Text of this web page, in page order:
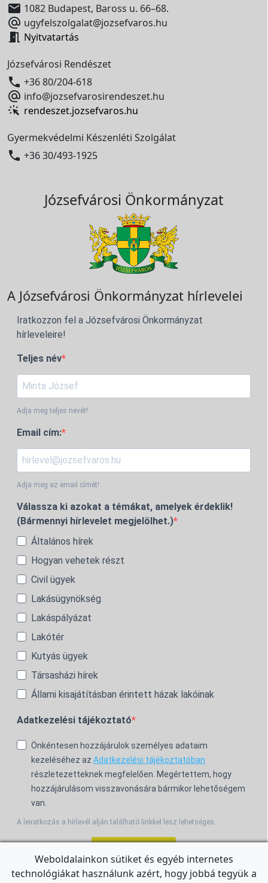
 1082 Budapest, Baross u. 66–68.
 ugyfelszolgalat@jozsefvaros.hu
 Nyitvatartás
Józsefvárosi Rendészet
 +36 80/204-618
 info@jozsefvarosirendeszet.hu
rendeszet.jozsefvaros.hu
Gyermekvédelmi Készenléti Szolgálat
 +36 30/493-1925
Józsefvárosi Önkormányzat
A Józsefvárosi Önkormányzat hírlevelei
Iratkozzon fel a Józsefvárosi Önkormányzat
hírleveleire!
Teljes név
Adja meg teljes nevét!
Email cím:
Adja meg az email címét!
Válassza ki azokat a témákat, amelyek érdeklik!
(Bármennyi hírlevelet megjelölhet.)
Általános hírek
Hogyan vehetek részt
Civil ügyek
Lakásügynökség
Lakáspályázat
Lakótér
Kutyás ügyek
Társasházi hírek
Állami kisajátításban érintett házak lakóinak
Adatkezelési tájékoztató
Önkéntesen hozzájárulok személyes adataim
kezeléséhez az Adatkezelési tájékoztatóban
részletezetteknek megfelelően. Megértettem, hogy
hozzájárulásom visszavonására bármikor lehetőségem
van.
A leiratkozás a hírlevél alján található linkkel lesz lehetséges.
For the English Newsletter, clickHERE.
Weboldalainkon sütiket és egyéb internetes
technológiákat használunk azért, hogy jobbá tegyük a